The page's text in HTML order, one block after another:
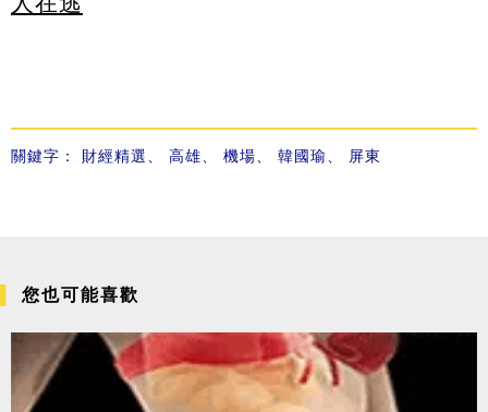
關鍵字： 財經精選 高雄 機場 韓國瑜 屏東
您也可能喜歡